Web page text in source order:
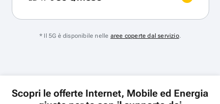
* Il 5G è disponibile nelle aree coperte dal servizio.
Scopri le offerte Internet, Mobile ed Energia